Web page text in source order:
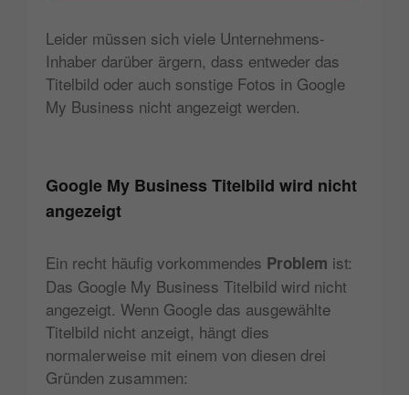
Leider müssen sich viele Unternehmens-
Inhaber darüber ärgern, dass entweder das
Titelbild oder auch sonstige Fotos in Google
My Business nicht angezeigt werden.
Google My Business Titelbild wird nicht
angezeigt
Ein recht häufig vorkommendes Problem ist:
Das Google My Business Titelbild wird nicht
angezeigt. Wenn Google das ausgewählte
Titelbild nicht anzeigt, hängt dies
normalerweise mit einem von diesen drei
Gründen zusammen: